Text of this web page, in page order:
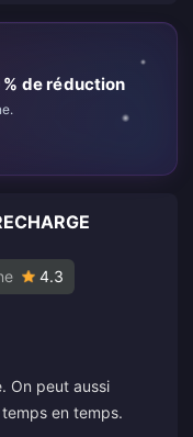
de réduction
4.3
On peut aussi
en temps.